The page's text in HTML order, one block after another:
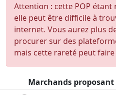
Attention : cette POP étant
elle peut être difficile à
internet. Vous aurez plus
procurer sur des
mais cette rareté peut
Marchands